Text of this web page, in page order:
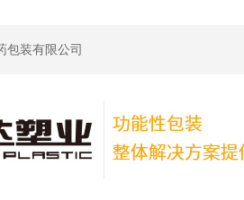
包装有限公司